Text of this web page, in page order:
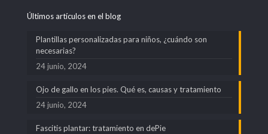
Últimos artículos en el blog
Plantillas personalizadas para niños, ¿cuándo son
necesarias?
24 junio, 2024
Ojo de gallo en los pies. Qué es, causas y tratamiento
24 junio, 2024
Fascitis plantar: tratamiento en dePie